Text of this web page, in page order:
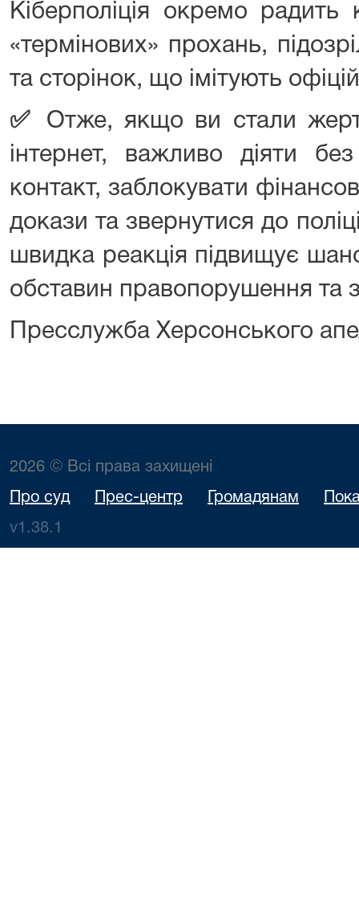
Кіберполіція окремо
«термінових» прохань,
та сторінок, що імітують
✅
Отже, якщо ви стали
інтернет, важливо діяти
контакт, заблокувати
докази та звернутися до
швидка реакція підвищує
обставин правопорушення та
Пресслужба Херсонського
2026 © Всі права захищені
Про суд Прес-центр Громадянам
v1.38.1